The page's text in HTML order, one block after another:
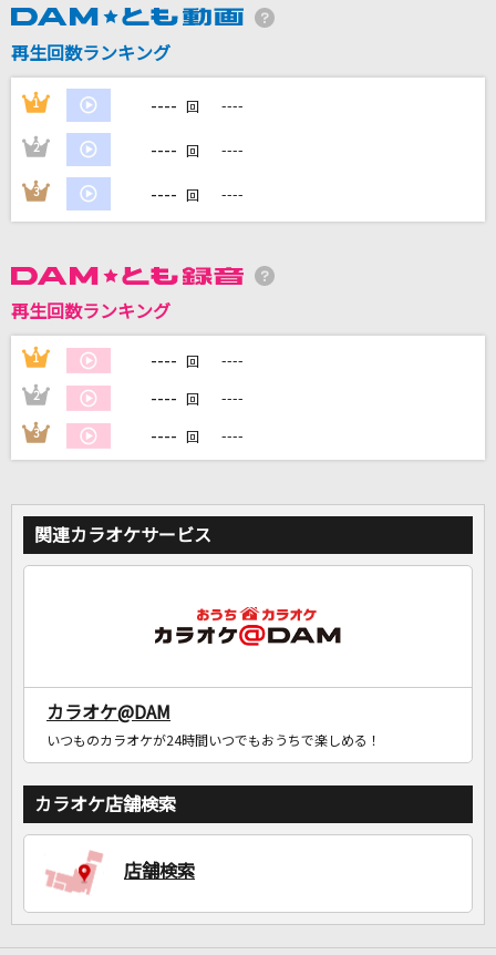
ダーリン
Mrs. GREEN APPLE
もっと見る
カラオケ最新情報をチェック！
DAMに会員登録・ログインして
カラオケをもっと楽しもう！
自宅でカラオケ歌い放題！
再生回数ランキング
1 ---- 回 ----
2 ---- 回 ----
3 ---- 回 ----
再生回数ランキング
1 ---- 回 ----
2 ---- 回 ----
3 ---- 回 ----
関連カラオケサービス
カラオケ@DAM
いつものカラオケが24時間いつでもおうちで楽しめる！
カラオケ店舗検索
店舗検索